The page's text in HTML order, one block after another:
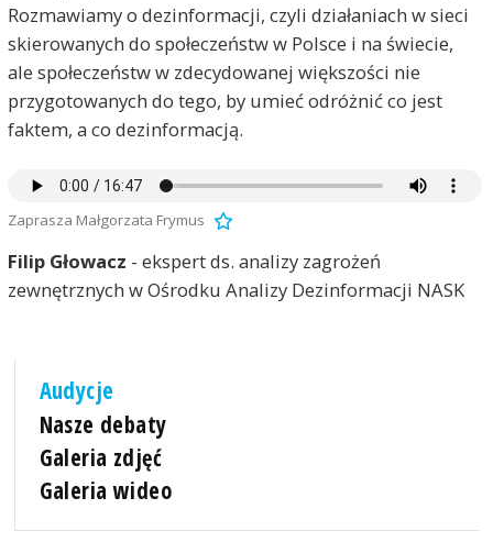
Rozmawiamy o dezinformacji, czyli działaniach w sieci
skierowanych do społeczeństw w Polsce i na świecie,
ale społeczeństw w zdecydowanej większości nie
przygotowanych do tego, by umieć odróżnić co jest
faktem, a co dezinformacją.
Zaprasza Małgorzata Frymus
Filip Głowacz - ekspert ds. analizy zagrożeń
zewnętrznych w Ośrodku Analizy Dezinformacji NASK
Audycje
Nasze debaty
Galeria zdjęć
Galeria wideo